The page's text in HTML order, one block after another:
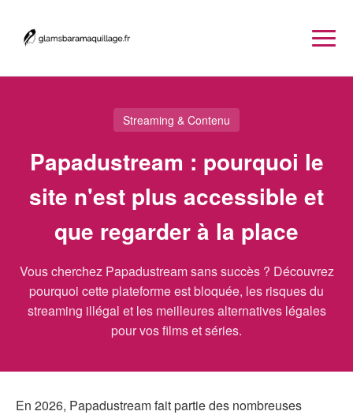
Streaming & Contenu
Papadustream : pourquoi le
site n'est plus accessible et
que regarder à la place
Vous cherchez Papadustream sans succès ? Découvrez
pourquoi cette plateforme est bloquée, les risques du
streaming illégal et les meilleures alternatives légales
pour vos films et séries.
En 2026, Papadustream fait partie des nombreuses